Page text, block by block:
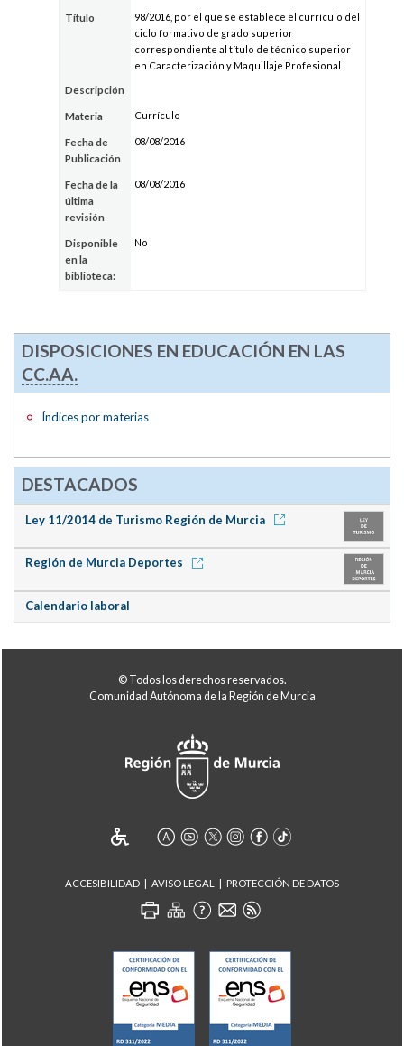
Título
98/2016, por el que se establece el currículo del
ciclo formativo de grado superior
correspondiente al título de técnico superior
en Caracterización y Maquillaje Profesional
Descripción
Materia Currículo
Fecha de
Publicación
08/08/2016
Fecha de la
última
revisión
08/08/2016
Disponible
en la
biblioteca:
No
DISPOSICIONES EN EDUCACIÓN EN LAS
CC.AA.
Índices por materias
DESTACADOS
Ley 11/2014 de Turismo Región de Murcia
Región de Murcia Deportes
Calendario laboral
© Todos los derechos reservados.
Comunidad Autónoma de la Región de Murcia
ACCESIBILIDAD AVISO LEGAL PROTECCIÓN DE DATOS